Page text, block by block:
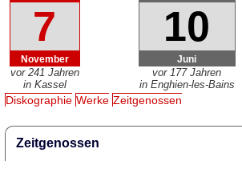
7
November
vor 241 Jahren
in Kassel
10
Juni
vor 177 Jahren
in Enghien-les-Bains
Diskographie Werke Zeitgenossen
Zeitgenossen